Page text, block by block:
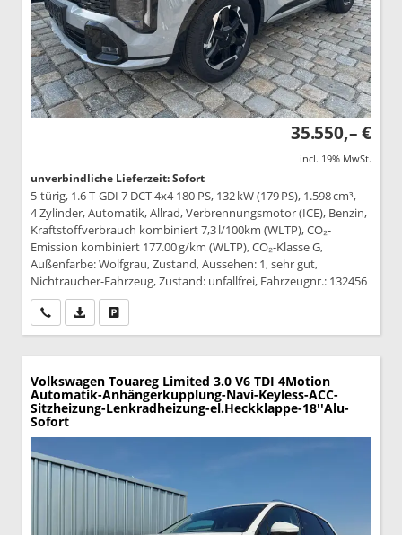
35.550,– €
incl. 19% MwSt.
unverbindliche Lieferzeit: Sofort
5-türig, 1.6 T-GDI 7 DCT 4x4 180 PS, 132 kW (179 PS), 1.598 cm³,
4 Zylinder, Automatik, Allrad, Verbrennungsmotor (ICE), Benzin,
Kraftstoffverbrauch kombiniert 7,3 l/100km (WLTP), CO₂-
Emission kombiniert 177.00 g/km (WLTP), CO₂-Klasse G,
Außenfarbe: Wolfgrau, Zustand, Aussehen: 1, sehr gut,
Nichtraucher-Fahrzeug, Zustand: unfallfrei, Fahrzeugnr.: 132456
Wir rufen Sie anPDF-Datei, Fahrzeugexposé drucken
Volkswagen Touareg Limited 3.0 V6 TDI 4Motion
Automatik-Anhängerkupplung-Navi-Keyless-ACC-
Sitzheizung-Lenkradheizung-el.Heckklappe-18''Alu-
Sofort